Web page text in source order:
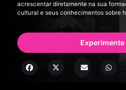
acrescentar diretamente na sua
cultural e seus conhecimentos sobre
Experimente